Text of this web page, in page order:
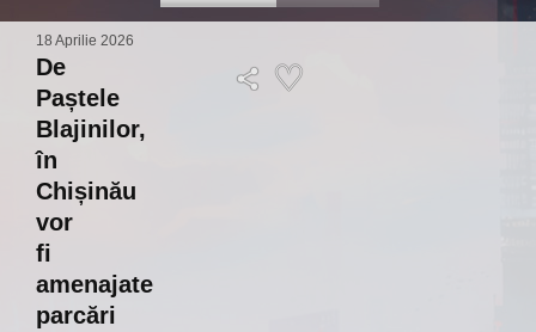
18 Aprilie 2026
De
Paștele
Blajinilor,
în
Chișinău
vor
fi
amenajate
parcări